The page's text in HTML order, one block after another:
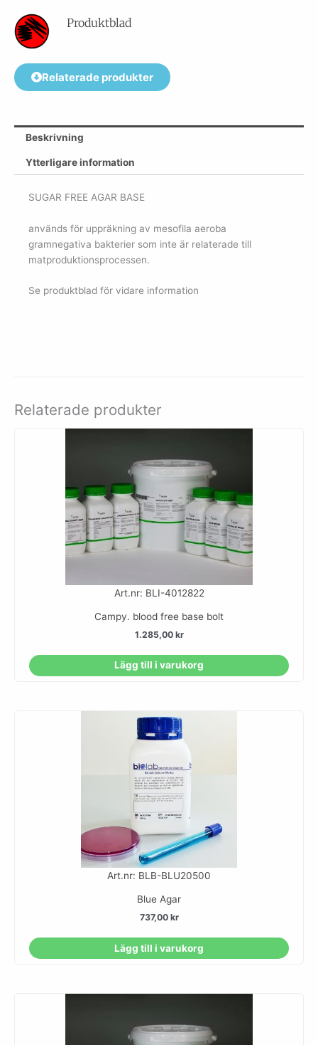
Produktblad
Relaterade produkter
Beskrivning
Ytterligare information
SUGAR FREE AGAR BASE
används för uppräkning av mesofila aeroba
gramnegativa bakterier som inte är relaterade till
matproduktionsprocessen.
Se produktblad för vidare information
Relaterade produkter
Art.nr: BLI-4012822
Campy. blood free base bolt
1.285,00 kr
Lägg till i varukorg
Art.nr: BLB-BLU20500
Blue Agar
737,00 kr
Lägg till i varukorg